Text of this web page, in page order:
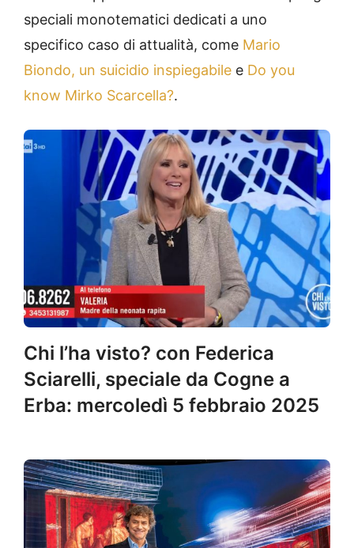
speciali monotematici dedicati a uno
specifico caso di attualità, come Mario
Biondo, un suicidio inspiegabile e Do you
know Mirko Scarcella?.
Chi l’ha visto? con Federica
Sciarelli, speciale da Cogne a
Erba: mercoledì 5 febbraio 2025